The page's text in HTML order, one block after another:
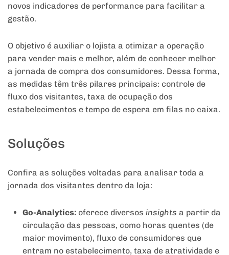
novos indicadores de performance para facilitar a
gestão.
O objetivo é auxiliar o lojista a otimizar a operação
para vender mais e melhor, além de conhecer melhor
a jornada de compra dos consumidores. Dessa forma,
as medidas têm três pilares principais: controle de
fluxo dos visitantes, taxa de ocupação dos
estabelecimentos e tempo de espera em filas no caixa.
Soluções
Confira as soluções voltadas para analisar toda a
jornada dos visitantes dentro da loja:
Go-Analytics: oferece diversos insights a partir da
circulação das pessoas, como horas quentes (de
maior movimento), fluxo de consumidores que
entram no estabelecimento, taxa de atratividade e